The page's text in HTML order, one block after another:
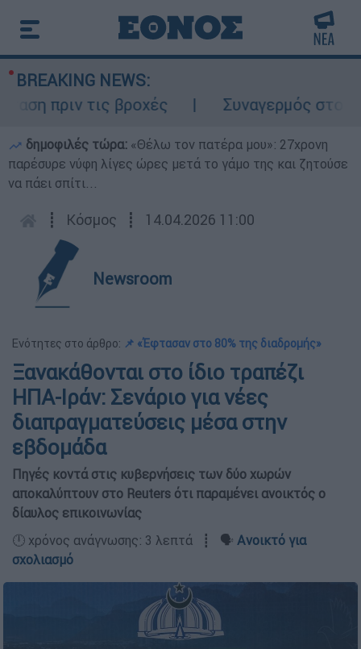
BREAKING NEWS:
πριν τις βροχές
Συναγερμός στον
δημοφιλές τώρα: «Θέλω τον πατέρα μου»: 27χρονη
παρέσυρε νύφη λίγες ώρες μετά το γάμο της και ζητούσε
να πάει σπίτι...
┋ Κόσμος ┋ 14.04.2026 11:00
Newsroom
Ενότητες στο άρθρο: 📌 «Έφτασαν στο 80% της διαδρομής»
Ξανακάθονται στο ίδιο τραπέζι
ΗΠΑ-Ιράν: Σενάριο για νέες
διαπραγματεύσεις μέσα στην
εβδομάδα
Πηγές κοντά στις κυβερνήσεις των δύο χωρών
αποκαλύπτουν στο Reuters ότι παραμένει ανοικτός ο
δίαυλος επικοινωνίας
🕛 χρόνος ανάγνωσης: 3 λεπτά ┋ 🗣️ Ανοικτό για
σχολιασμό